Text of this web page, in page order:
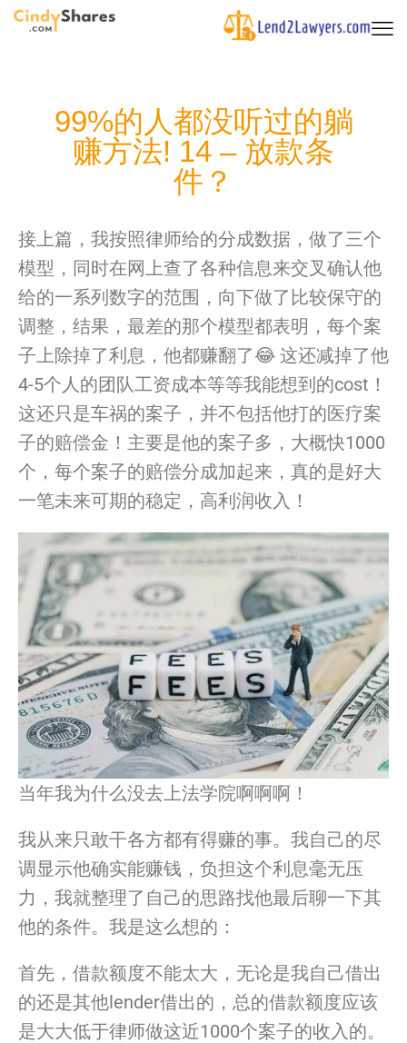
99%的人都没听过的躺
赚方法! 14 – 放款条
件？
接上篇，我按照律师给的分成数据，做了三个
模型， 同时在网上查了各种信息来交叉确认他
给的一系列数字的范围， 向下做了比较保守的
调整，结果，最差的那个模型都表明， 每个案
子上除掉了利息，他都赚翻了😂 这还减掉了他
4-5个人的团队工资成本等等我能想到的cost！
这还只是车祸的案子，并不包括他打的医疗案
子的赔偿金！ 主要是他的案子多，大概快1000
个， 每个案子的赔偿分成加起来，真的是好大
一笔未来可期的稳定， 高利润收入！
当年我为什么没去上法学院啊啊啊！
我从来只敢干各方都有得赚的事。我自己的尽
调显示他确实能赚钱， 负担这个利息毫无压
力， 我就整理了自己的思路找他最后聊一下其
他的条件。我是这么想的：
首先，借款额度不能太大， 无论是我自己借出
的还是其他lender借出的， 总的借款额度应该
是大大低于律师做这近1000个案子的收入的。